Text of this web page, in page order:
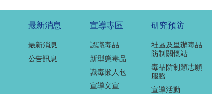
最新消息
最新消息
公告訊息
宣導專區
認識毒品
新型態毒品
識毒懶人包
宣導文宣
研究預防
社區及里辦毒品
防制關懷站
毒品防制類志願
服務
宣導活動